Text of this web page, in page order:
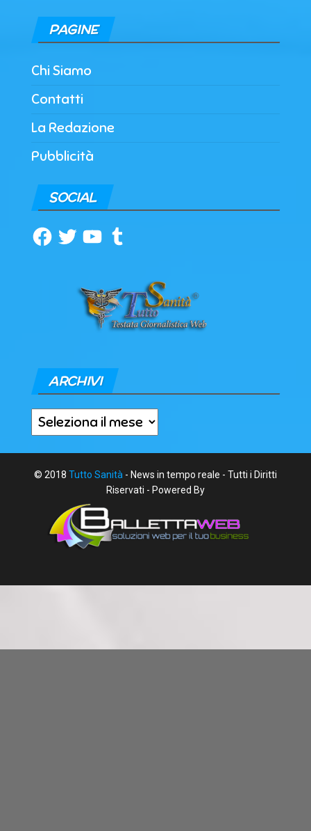
PAGINE
Chi Siamo
Contatti
La Redazione
Pubblicità
SOCIAL
Facebook
TwitterYouTubeTumblr
ARCHIVI
Archivi
© 2018 Tutto Sanità - News in tempo reale - Tutti i Diritti
Riservati - Powered By